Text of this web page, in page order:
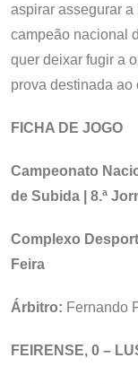
aspirar assegurar
campeão nacional
quer deixar fugir a
prova destinada ao
FICHA DE JOGO
Campeonato
de Subida | 8.ª
Complexo
Feira
Árbitro: Fernando
FEIRENSE, 0 –